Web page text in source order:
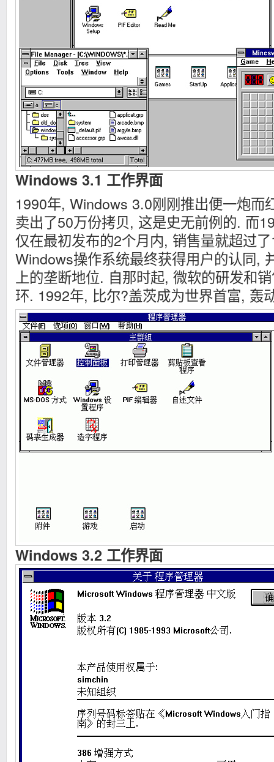
Windows 3.1 工作界面
1990年, Windows 3.0刚刚推出便一炮而
卖出了50万份拷贝, 这是史无前例的. 而
仅在最初发布的2个月内, 销售量就超过
Windows操作系统最终获得用户的认同,
上的垄断地位. 自那时起, 微软的研发和
环. 1992年, 比尔?盖茨成为世界首富, 轰
Windows 3.2 工作界面